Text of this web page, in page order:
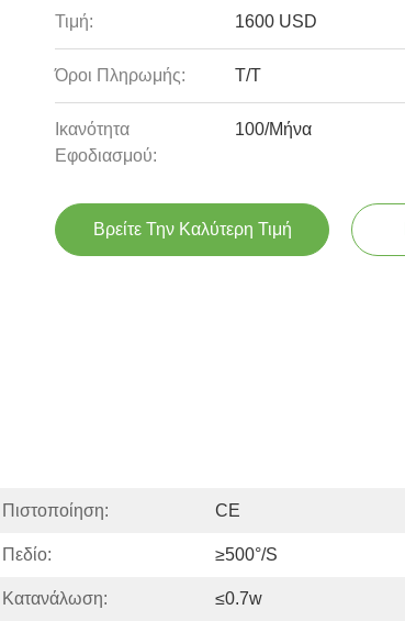
Τιμή: 1600 USD
Όροι Πληρωμής: T/T
Ικανότητα
Εφοδιασμού:
100/Μήνα
Βρείτε Την Καλύτερη Τιμή
Πιστοποίηση: CE
Πεδίο: ≥500°/s
Κατανάλωση: ≤0.7w